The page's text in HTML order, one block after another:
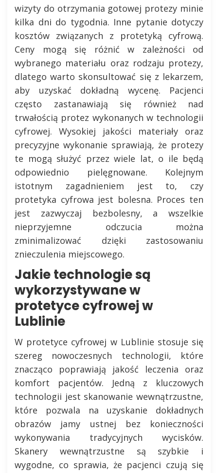
wizyty do otrzymania gotowej protezy minie
kilka dni do tygodnia. Inne pytanie dotyczy
kosztów związanych z protetyką cyfrową.
Ceny mogą się różnić w zależności od
wybranego materiału oraz rodzaju protezy,
dlatego warto skonsultować się z lekarzem,
aby uzyskać dokładną wycenę. Pacjenci
często zastanawiają się również nad
trwałością protez wykonanych w technologii
cyfrowej. Wysokiej jakości materiały oraz
precyzyjne wykonanie sprawiają, że protezy
te mogą służyć przez wiele lat, o ile będą
odpowiednio pielęgnowane. Kolejnym
istotnym zagadnieniem jest to, czy
protetyka cyfrowa jest bolesna. Proces ten
jest zazwyczaj bezbolesny, a wszelkie
nieprzyjemne odczucia można
zminimalizować dzięki zastosowaniu
znieczulenia miejscowego.
Jakie technologie są
wykorzystywane w
protetyce cyfrowej w
Lublinie
W protetyce cyfrowej w Lublinie stosuje się
szereg nowoczesnych technologii, które
znacząco poprawiają jakość leczenia oraz
komfort pacjentów. Jedną z kluczowych
technologii jest skanowanie wewnątrzustne,
które pozwala na uzyskanie dokładnych
obrazów jamy ustnej bez konieczności
wykonywania tradycyjnych wycisków.
Skanery wewnątrzustne są szybkie i
wygodne, co sprawia, że pacjenci czują się